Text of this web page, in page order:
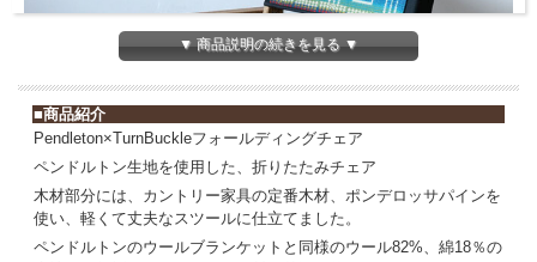
▼ 商品説明の続きを見る ▼
■商品紹介
Pendleton×TurnBuckleフォールディングチェア
ペンドルトン生地を使用した、折りたたみチェア
木材部分には、カントリー家具の定番木材、ポンデロッサパインを
使い、軽くて丈夫なスツールに仕立てました。
ペンドルトンのウールブランケットと同様のウール82%、綿18％の